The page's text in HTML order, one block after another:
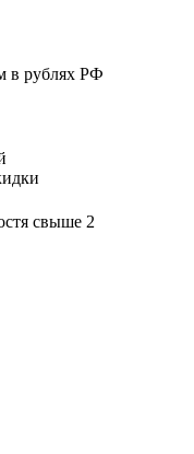
в рублях РФ
свыше 2